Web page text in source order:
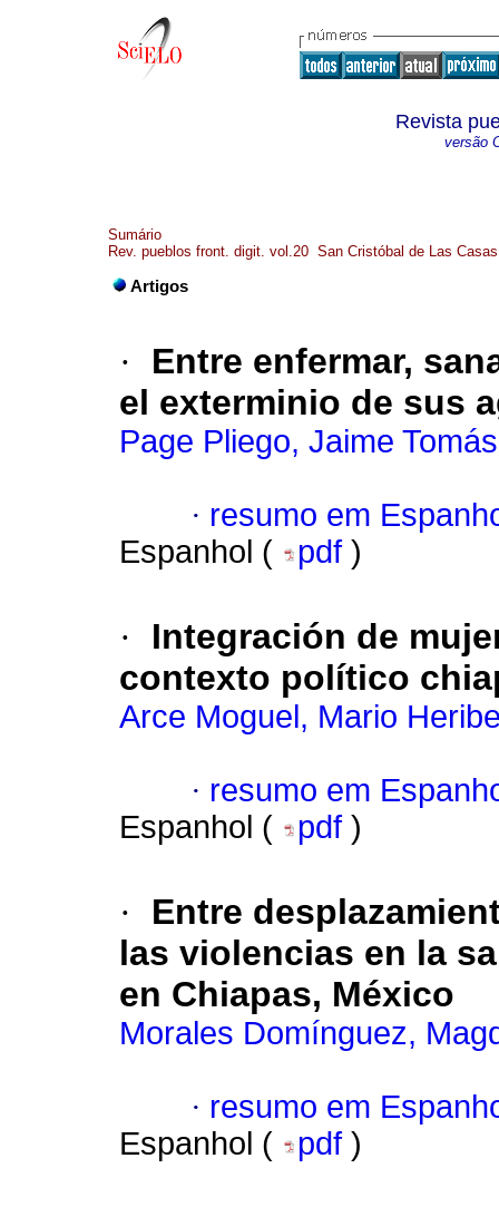
Revista
versão
Sumário
Rev. pueblos front. digit. vol.20 San Cristóbal de Las
Artigos
·
Entre enfermar,
el exterminio de sus
Page Pliego, Jaime Tomás
· resumo em
Espanhol (
pdf )
·
Integración de
contexto político
Arce Moguel, Mario
· resumo em
Espanhol (
pdf )
·
Entre
las violencias en la
en Chiapas, México
Morales Domínguez,
· resumo em
Espanhol (
pdf )